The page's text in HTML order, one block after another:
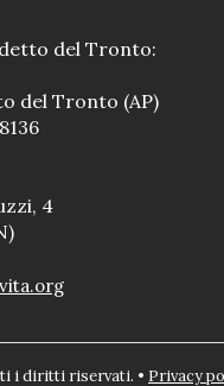
del Tronto:
del Tronto (AP)
4
i diritti riservati. • Privacy